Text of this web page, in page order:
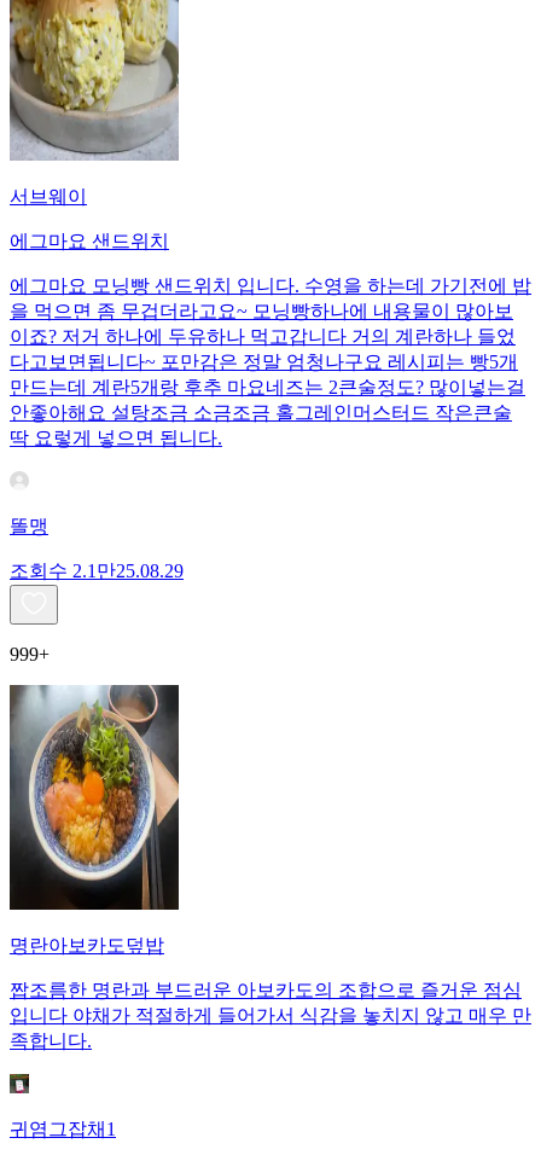
서브웨이
에그마요 샌드위치
에그마요 모닝빵 샌드위치 입니다. 수영을 하는데 가기전에 밥
을 먹으면 좀 무겁더라고요~ 모닝빵하나에 내용물이 많아보
이죠? 저거 하나에 두유하나 먹고갑니다 거의 계란하나 들었
다고보면됩니다~ 포만감은 정말 엄청나구요 레시피는 빵5개
만드는데 계란5개랑 후추 마요네즈는 2큰술정도? 많이넣는걸
안좋아해요 설탕조금 소금조금 홀그레인머스터드 작은큰술
딱 요렇게 넣으면 됩니다.
똘맹
조회수 2.1만25.08.29
999+
명란아보카도덮밥
짭조름한 명란과 부드러운 아보카도의 조합으로 즐거운 점심
입니다 야채가 적절하게 들어가서 식감을 놓치지 않고 매우 만
족합니다.
귀염그잡채1